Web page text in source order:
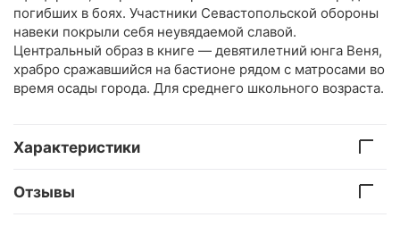
погибших в боях. Участники Севастопольской обороны
навеки покрыли себя неувядаемой славой.
Центральный образ в книге — девятилетний юнга Веня,
храбро сражавшийся на бастионе рядом с матросами во
время осады города. Для среднего школьного возраста.
Характеристики
Отзывы